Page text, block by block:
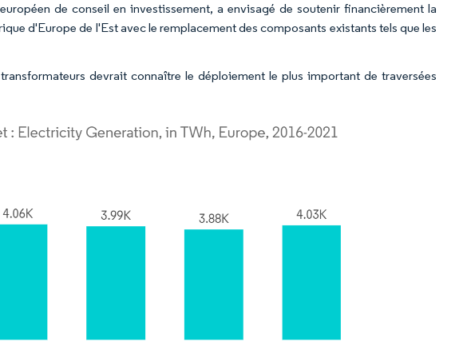
de conseil en investissement, a envisagé de soutenir financièrement la
d'Europe de l'Est avec le remplacement des composants existants tels que les
devrait connaître le déploiement le plus important de traversées